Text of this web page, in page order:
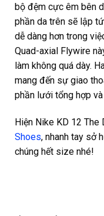
bộ đệm cực êm bên
phần da trên sẽ lập
dễ dàng hơn trong
Quad-axial Flywire
làm không quá dày.
mang đến sự giao
phần lưới tổng hợp
Hiện Nike KD 12 The
Shoes, nhanh tay sở
chúng hết size nhé!